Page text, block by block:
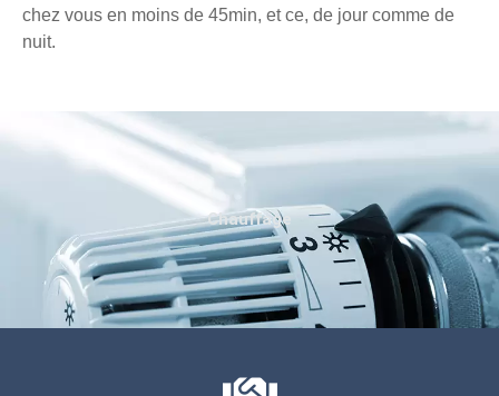
chez vous en moins de 45min, et ce, de jour comme de
nuit.
Chauffage